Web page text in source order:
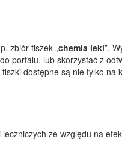
zbiór fiszek „chemia leki”.
portalu, lub skorzystać z
dostępne są nie tylko na
ze względu na